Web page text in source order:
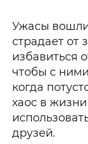
Ужасы
страдает от
избавиться
чтобы с
когда
хаос в
друзей.